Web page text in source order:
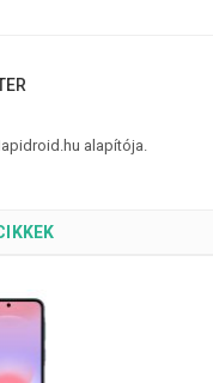
alapítója.